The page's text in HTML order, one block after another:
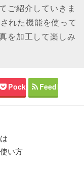
ご紹介していきま
れた機能を使って
を加工して楽しみ
Pocket Feedly
い方